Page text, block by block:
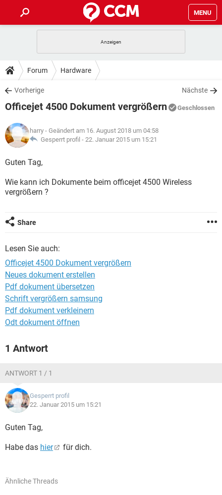
MENU
ANDROID
WINDOWS 10
WHATSAPP TIKTOK
FACEBOOK
TIPPS & TRICKS
SPIELE
WHATSAPP TIKTOK
FACEBOOK
DOWNLOADS
SPIELE STREAMING
ANDROID
WINDOWS 10 INSTAGRAM
WHATSAPP
SPIELE STREAMING
ANDROID
WINDOWS 10
WHATSAPP TIKTOK
LEXIKON
SPIELE
WINDOWS 10
FACEBOOK
Forum Hardware
Vorherige Nächste
Officejet 4500 Dokument vergrößern Geschlossen
harry - Geändert am 16. August 2018 um 04:58
Gesperrt profil - 22. Januar 2015 um 15:21
Guten Tag,
Wie kann ich Dokumente beim officejet 4500 Wireless
vergrößern ?
Share
Lesen Sie auch:
Officejet 4500 Dokument vergrößern
Neues dokument erstellen
Pdf dokument übersetzen
Schrift vergrößern samsung
Pdf dokument verkleinern
Odt dokument öffnen
1 Antwort
ANTWORT 1 / 1
Gesperrt profil
22. Januar 2015 um 15:21
Guten Tag,
Habe das hier für dich.
Ähnliche Threads